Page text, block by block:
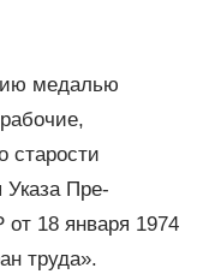
медалью
старости
Указа Пре­
18 января 1974
труда».